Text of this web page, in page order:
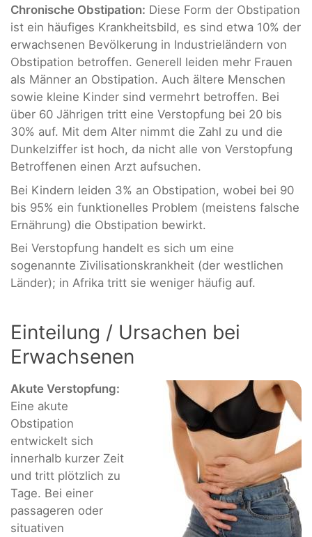
Chronische Obstipation: Diese Form der Obstipation
ist ein häufiges Krankheitsbild, es sind etwa 10% der
erwachsenen Bevölkerung in Industrieländern von
Obstipation betroffen. Generell leiden mehr Frauen
als Männer an Obstipation. Auch ältere Menschen
sowie kleine Kinder sind vermehrt betroffen. Bei
über 60 Jährigen tritt eine Verstopfung bei 20 bis
30% auf. Mit dem Alter nimmt die Zahl zu und die
Dunkelziffer ist hoch, da nicht alle von Verstopfung
Betroffenen einen Arzt aufsuchen.
Bei Kindern leiden 3% an Obstipation, wobei bei 90
bis 95% ein funktionelles Problem (meistens falsche
Ernährung) die Obstipation bewirkt.
Bei Verstopfung handelt es sich um eine
sogenannte Zivilisationskrankheit (der westlichen
Länder); in Afrika tritt sie weniger häufig auf.
Einteilung / Ursachen bei
Erwachsenen
Akute Verstopfung:
Eine akute
Obstipation
entwickelt sich
innerhalb kurzer Zeit
und tritt plötzlich zu
Tage. Bei einer
passageren oder
situativen